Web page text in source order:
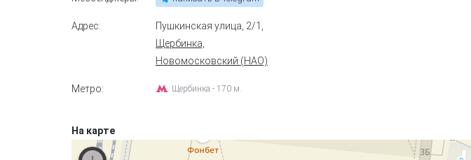
Адрес: Пушкинская улица, 2/1
Щербинка,
Новомосковский (НАО)
Метро: Щербинка - 170 м.
На карте